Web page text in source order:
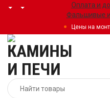
Оплата и
Фальшивые
Цены на